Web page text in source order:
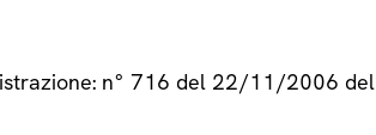
n° 716 del 22/11/2006 del